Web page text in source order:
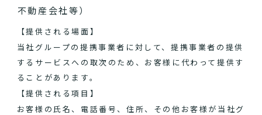
不動産会社等）
【提供される場面】
当社グループの提携事業者に対して、提携事業者の提供
するサービスへの取次のため、お客様に代わって提供す
ることがあります。
【提供される項目】
お客様の氏名、電話番号、住所、その他お客様が当社グ